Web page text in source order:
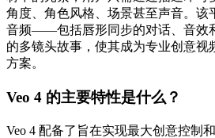
角度、角色风格、场景甚至声音。该
音频——包括唇形同步的对话、音
的多镜头故事，使其成为专业创意视
方案。
Veo 4 的主要特性是什么？
Veo 4 配备了旨在实现最大创意控制